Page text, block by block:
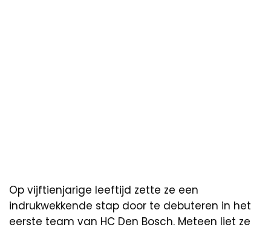
Op vijftienjarige leeftijd zette ze een
indrukwekkende stap door te debuteren in het
eerste team van HC Den Bosch. Meteen liet ze